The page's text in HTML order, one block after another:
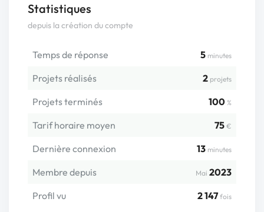
Statistiques
depuis la création du compte
Temps de réponse 5 minutes
Projets réalisés 2 projets
Projets terminés 100 %
Tarif horaire moyen 75 €
Dernière connexion 13 minutes
Membre depuis Mai 2023
Profil vu
2 147 fois